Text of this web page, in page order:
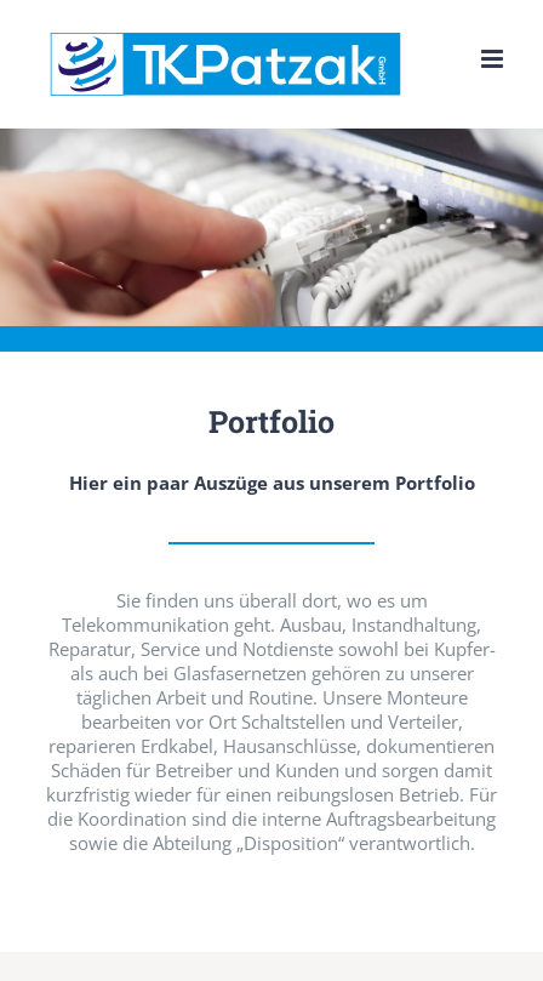
springen
Portfolio
Hier ein paar Auszüge aus unserem Portfolio
Sie finden uns überall dort, wo es um
Telekommunikation geht. Ausbau, Instandhaltung,
Reparatur, Service und Notdienste sowohl bei Kupfer-
als auch bei Glasfasernetzen gehören zu unserer
täglichen Arbeit und Routine. Unsere Monteure
bearbeiten vor Ort Schaltstellen und Verteiler,
reparieren Erdkabel, Hausanschlüsse, dokumentieren
Schäden für Betreiber und Kunden und sorgen damit
kurzfristig wieder für einen reibungslosen Betrieb. Für
die Koordination sind die interne Auftragsbearbeitung
sowie die Abteilung „Disposition“ verantwortlich.